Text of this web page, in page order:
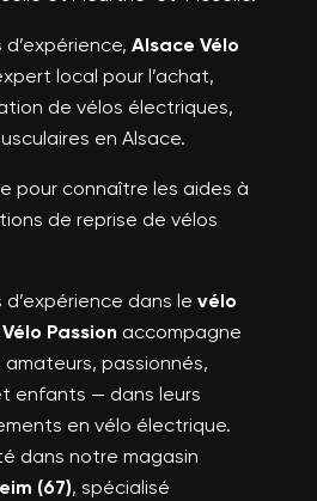
d'envies
Alsace Vélo
local pour l’achat,
de vélos électriques,
en Alsace.
pour connaître les aides à
de reprise de vélos
d’expérience dans le vélo
Passion accompagne
passionnés,
enfants — dans leurs
en vélo électrique.
dans notre magasin
(67), spécialisé